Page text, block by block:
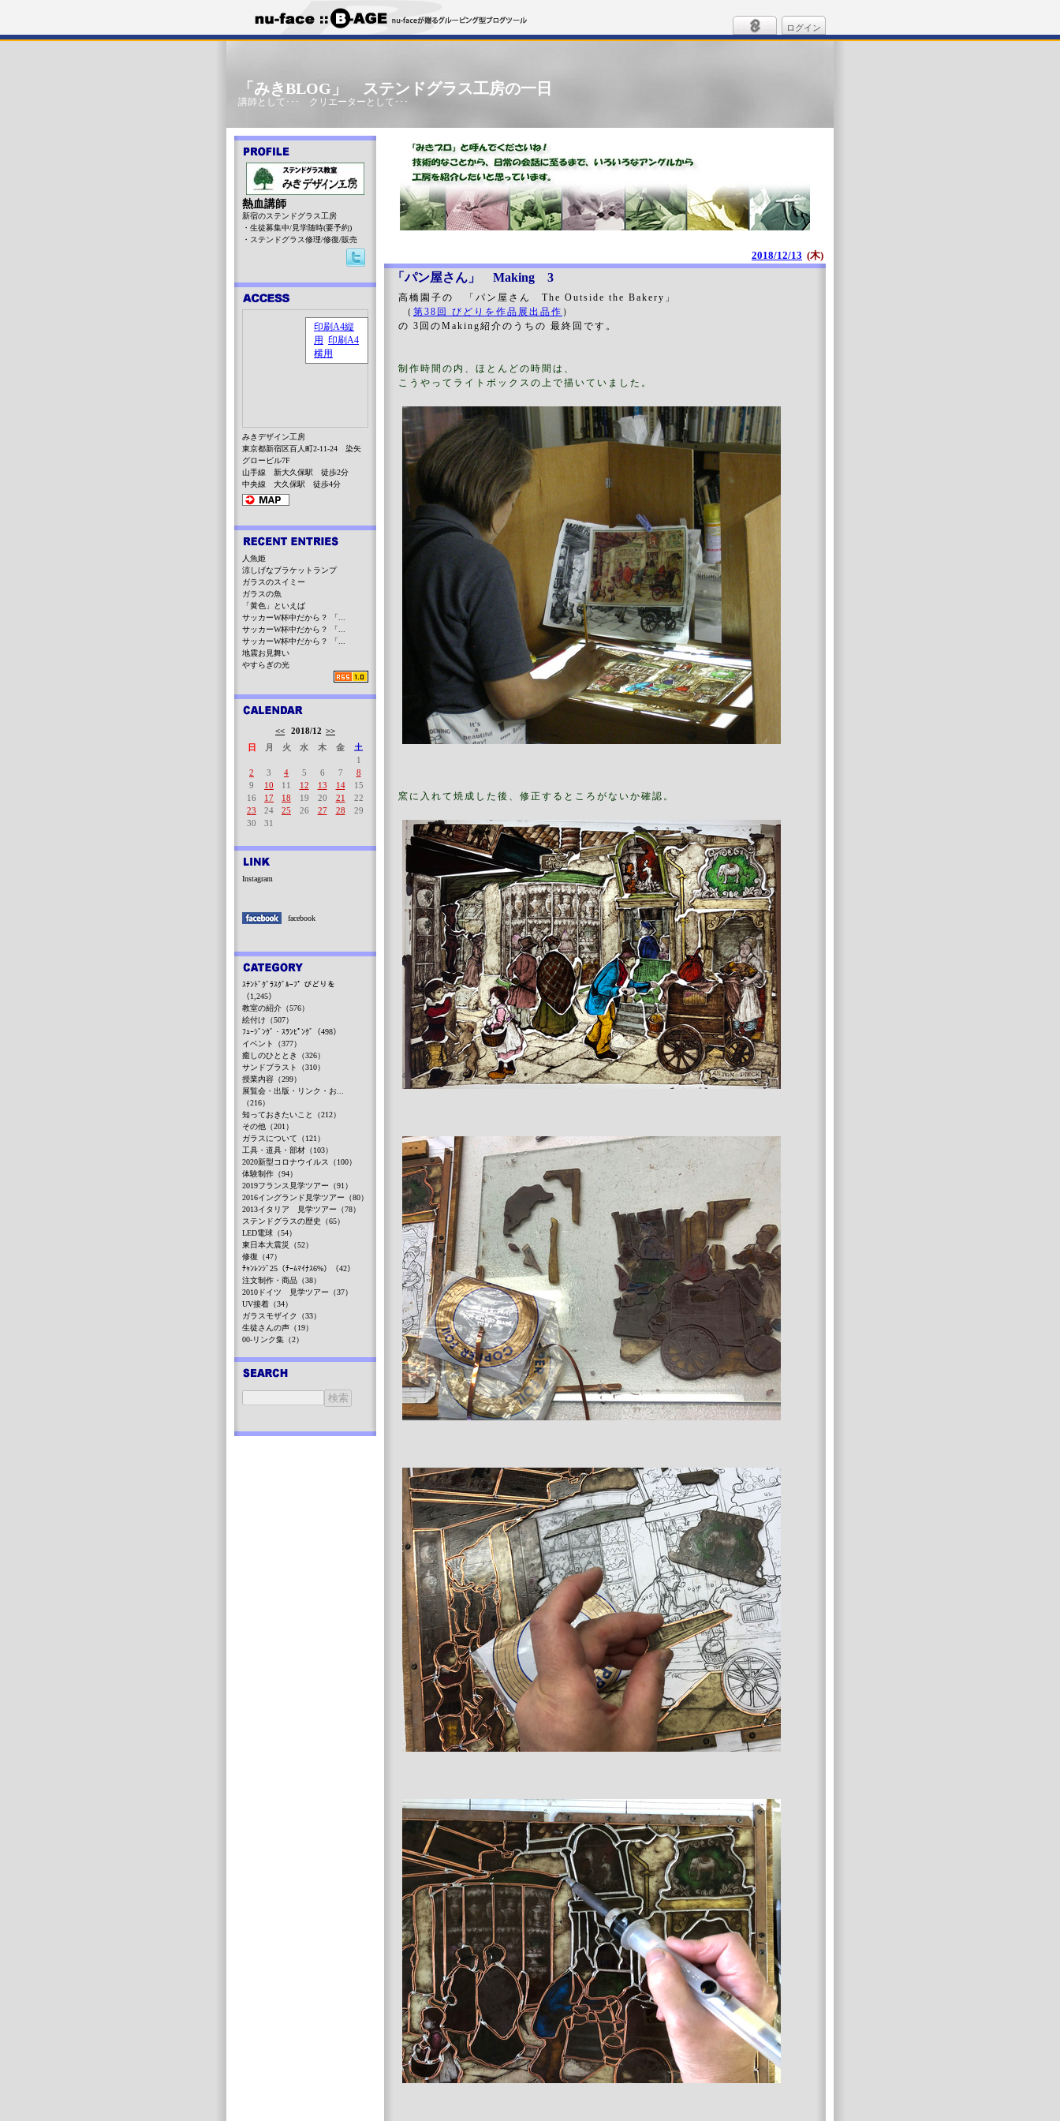
ログイン
「みきBLOG」 ステンドグラス工房の一日
講師として･･･ クリエーターとして･･･
2018/12/13 (木)
「パン屋さん」 Making 3
高橋園子の 「パン屋さん The Outside the Bakery」
（ 第38回 びどりを作品展出品作 ）
の 3回のMaking紹介のうちの 最終回です。
制作時間の内、ほとんどの時間は、
こうやってライトボックスの上で描いていました。
窯に入れて焼成した後、修正するところがないか確認。
熱血講師
新宿のステンドグラス工房
・生徒募集中/見学随時(要予約)
・ステンドグラス修理/修復/販売
みきデザイン工房
東京都新宿区百人町2-11-24 染矢
グロービル7F
山手線 新大久保駅 徒歩2分
中央線 大久保駅 徒歩4分
人魚姫
涼しげなブラケットランプ
ガラスのスイミー
ガラスの魚
「黄色」といえば
サッカーW杯中だから？ 「...
サッカーW杯中だから？ 「...
サッカーW杯中だから？ 「...
地震お見舞い
やすらぎの光
<< 2018/12 >>
日
月 火 水 木 金
土
1
2
3 4 5 6 7
8
9
10 11 12 13 14
15
16
17 18 19 20 21
22
23
24 25 26 27 28
29
30
31
Instagram
facebook
ｽﾃﾝﾄﾞｸﾞﾗｽｸﾞﾙｰﾌﾟ びどりを
（1,245）
教室の紹介（576）
絵付け（507）
ﾌｭｰｼﾞﾝｸﾞ・ｽﾗﾝﾋﾟﾝｸﾞ（498）
イベント（377）
癒しのひととき（326）
サンドブラスト（310）
授業内容（299）
展覧会・出版・リンク・お...
（216）
知っておきたいこと（212）
その他（201）
ガラスについて（121）
工具・道具・部材（103）
2020新型コロナウイルス（100）
体験制作（94）
2019フランス見学ツアー（91）
2016イングランド見学ツアー（80）
2013イタリア 見学ツアー（78）
ステンドグラスの歴史（65）
LED電球（54）
東日本大震災（52）
修復（47）
ﾁｬﾝﾚﾝｼﾞ25（ﾁｰﾑﾏｲﾅｽ6%）（42）
注文制作・商品（38）
2010ドイツ 見学ツアー（37）
UV接着（34）
ガラスモザイク（33）
生徒さんの声（19）
00-リンク集（2）